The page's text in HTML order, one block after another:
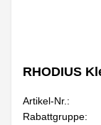
RHODIUS
Artikel-Nr.:
Rabattgruppe: